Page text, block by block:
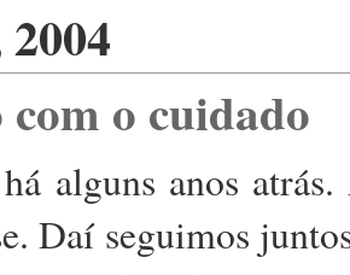
o cuidado
alguns anos
Daí seguimos